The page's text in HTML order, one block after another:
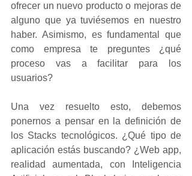
ofrecer un nuevo producto o mejoras de
alguno que ya tuviésemos en nuestro
haber. Asimismo, es fundamental que
como empresa te preguntes ¿qué
proceso vas a facilitar para los
usuarios?
Una vez resuelto esto, debemos
ponernos a pensar en la definición de
los Stacks tecnológicos. ¿Qué tipo de
aplicación estás buscando? ¿Web app,
realidad aumentada, con Inteligencia